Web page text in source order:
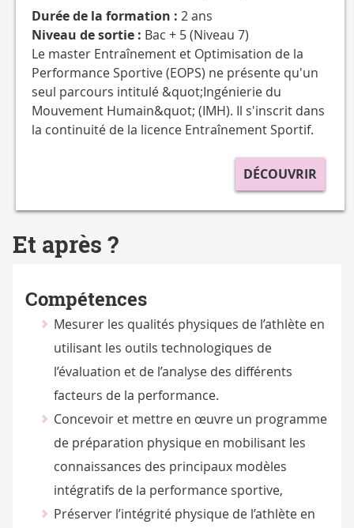
Durée de la formation :2 ans
Niveau de sortie : Bac + 5 (Niveau 7)
Le master Entraînement et Optimisation de la
Performance Sportive (EOPS) ne présente qu'un
seul parcours intitulé &quot;Ingénierie du
Mouvement Humain&quot; (IMH). Il s'inscrit dans
la continuité de la licence Entraînement Sportif.
DÉCOUVRIR
Et après ?
Compétences
Mesurer les qualités physiques de l’athlète en
utilisant les outils technologiques de
l’évaluation et de l’analyse des différents
facteurs de la performance.
Concevoir et mettre en œuvre un programme
de préparation physique en mobilisant les
connaissances des principaux modèles
intégratifs de la performance sportive,
Préserver l’intégrité physique de l’athlète en